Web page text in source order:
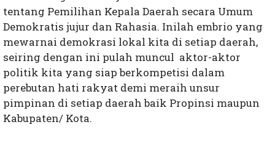
tentang Pemilihan Kepala Daerah secara Umum
Demokratis jujur dan Rahasia. Inilah embrio yang
mewarnai demokrasi lokal kita di setiap daerah,
seiring dengan ini pulah muncul aktor-aktor
politik kita yang siap berkompetisi dalam
perebutan hati rakyat demi meraih unsur
pimpinan di setiap daerah baik Propinsi maupun
Kabupaten/ Kota.